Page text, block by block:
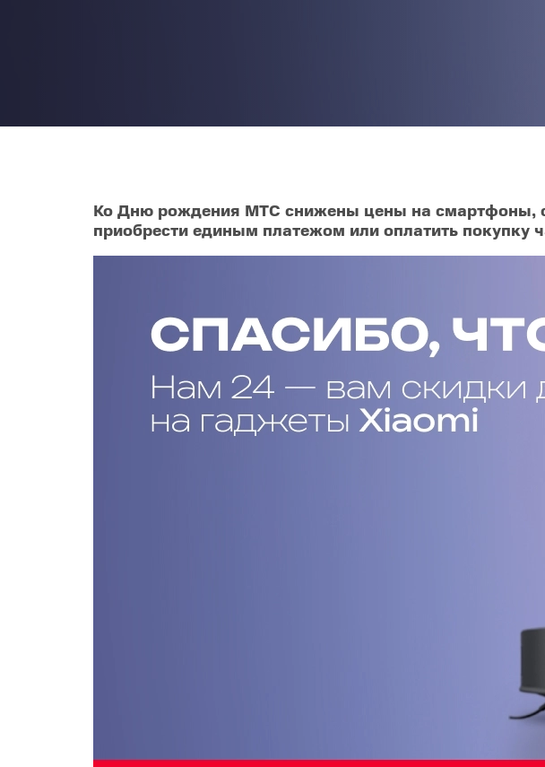
POCO M
realme
Blackview
Интернет для дома
Cертификаты
Купить SIM
Ко Дню рождения МТС снижены цены на смартфоны,
приобрести единым платежом или оплатить покупку